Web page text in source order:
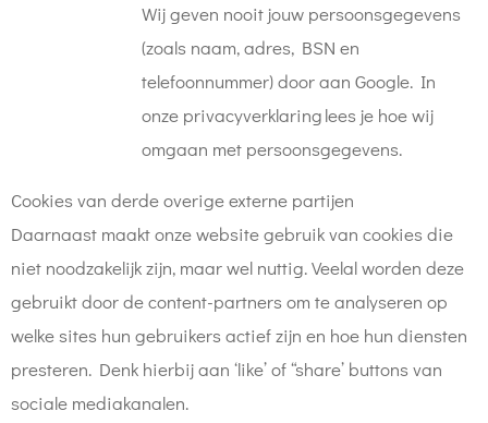
Wij geven nooit jouw persoonsgegevens
(zoals naam, adres, BSN en
telefoonnummer) door aan Google. In
onze privacyverklaring lees je hoe wij
omgaan met persoonsgegevens.
Cookies van derde overige externe partijen
Daarnaast maakt onze website gebruik van cookies die
niet noodzakelijk zijn, maar wel nuttig. Veelal worden deze
gebruikt door de content-partners om te analyseren op
welke sites hun gebruikers actief zijn en hoe hun diensten
presteren. Denk hierbij aan ‘like’ of “share’ buttons van
sociale mediakanalen.